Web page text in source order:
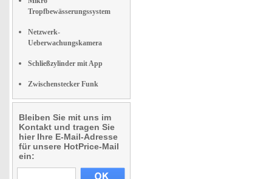
Tropfbewässerungssystem
Netzwerk-
Ueberwachungskamera
Schließzylinder mit App
Zwischenstecker Funk
Bleiben Sie mit uns im
Kontakt und tragen Sie
hier Ihre E-Mail-Adresse
für unsere HotPrice-Mail
ein: